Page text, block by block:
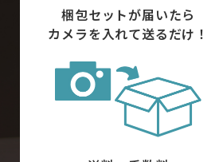
梱包セットが届いたら
カメラを入れて送るだけ！